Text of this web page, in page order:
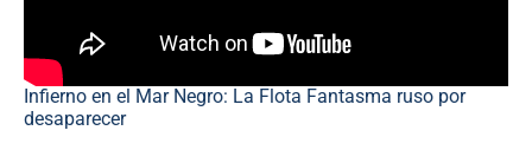
Infierno en el Mar Negro: La Flota Fantasma ruso por
desaparecer